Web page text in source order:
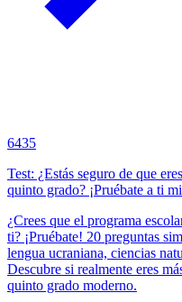
6435
Test: ¿Estás seguro de que
quinto grado? ¡Pruébate a ti
¿Crees que el programa
ti? ¡Pruébate! 20 preguntas
lengua ucraniana, ciencias
Descubre si realmente eres
quinto grado moderno.